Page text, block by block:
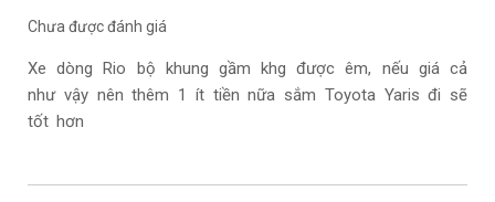
Chưa được đánh giá
Xe dòng Rio bộ khung gầm khg được êm, nếu giá cả
như vậy nên thêm 1 ít tiền nữa sắm Toyota Yaris đi sẽ
tốt hơn